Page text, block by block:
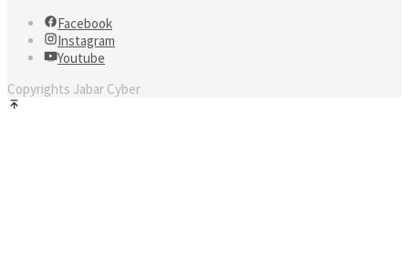
Facebook
Instagram
Youtube
Copyrights Jabar Cyber